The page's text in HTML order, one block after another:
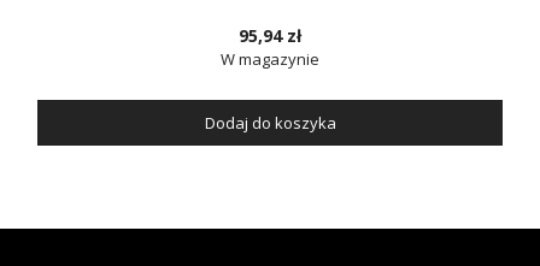
95,94 zł
W magazynie
Dodaj do koszyka